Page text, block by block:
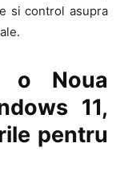
si control asupra
o Noua
11,
pentru